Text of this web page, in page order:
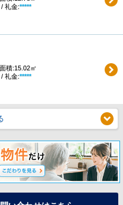
礼金:*****
積:15.02㎡
礼金:*****